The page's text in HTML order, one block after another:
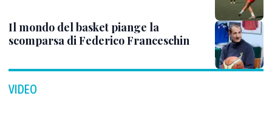
Il mondo del basket piange la
scomparsa di Federico Franceschin
VIDEO